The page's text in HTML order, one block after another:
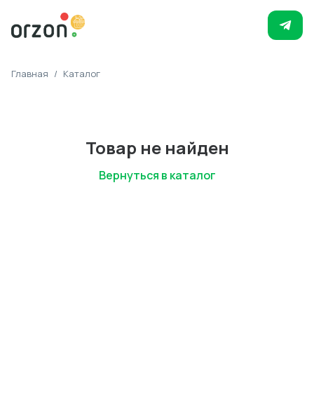
Главная / Каталог
Товар не найден
Вернуться в каталог